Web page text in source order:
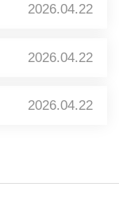
2026.04.22
2026.04.22
2026.04.22